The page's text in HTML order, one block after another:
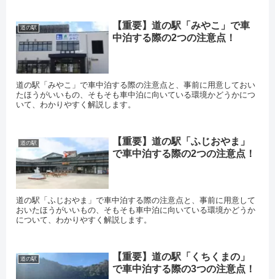
道の駅
【重要】道の駅「みやこ」で車
中泊する際の2つの注意点！
道の駅「みやこ」で車中泊する際の注意点と、事前に用意しておい
たほうがいいもの、そもそも車中泊に向いている環境かどうかにつ
いて、わかりやすく解説します。
道の駅
【重要】道の駅「ふじおやま」
で車中泊する際の2つの注意点！
道の駅「ふじおやま」で車中泊する際の注意点と、事前に用意して
おいたほうがいいもの、そもそも車中泊に向いている環境かどうか
について、わかりやすく解説します。
道の駅
【重要】道の駅「くちくまの」
で車中泊する際の3つの注意点！